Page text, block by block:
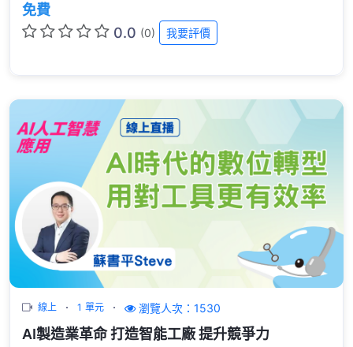
免費
0.0 (0) 我要評價
線上 1 單元 瀏覽人次：1530
AI製造業革命 打造智能工廠 提升競爭力